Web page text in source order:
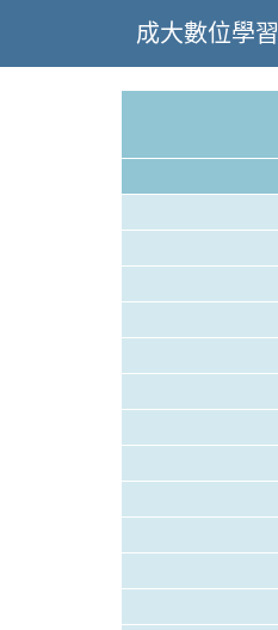
成大數位學